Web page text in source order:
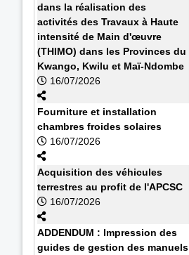
dans la réalisation des
activités des Travaux à Haute
intensité de Main d'œuvre
(THIMO) dans les Provinces du
Kwango, Kwilu et Maï-Ndombe
16/07/2026
Fourniture et installation
chambres froides solaires
16/07/2026
Acquisition des véhicules
terrestres au profit de l'APCSC
16/07/2026
ADDENDUM : Impression des
guides de gestion des manuels